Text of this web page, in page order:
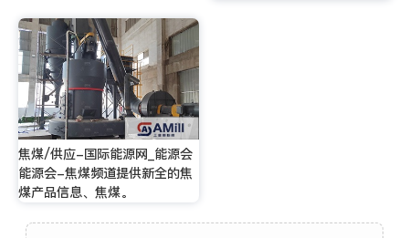
焦煤/供应-国际能源网_能源会
能源会-焦煤频道提供新全的焦
煤产品信息、焦煤。